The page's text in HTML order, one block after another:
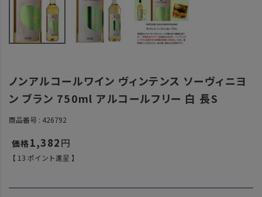
ノンアルコールワイン ヴィンテンス ソーヴィニヨ
ン ブラン 750ml アルコールフリー 白 長S
商品番号 426792
1,382
【 13 ポイント進呈 】